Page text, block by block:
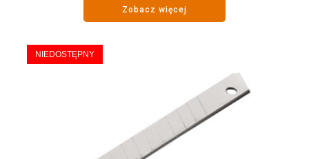
Zobacz więcej
NIEDOSTĘPNY